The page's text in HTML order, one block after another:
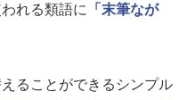
れる類語に
「末筆なが
ることができるシンプル